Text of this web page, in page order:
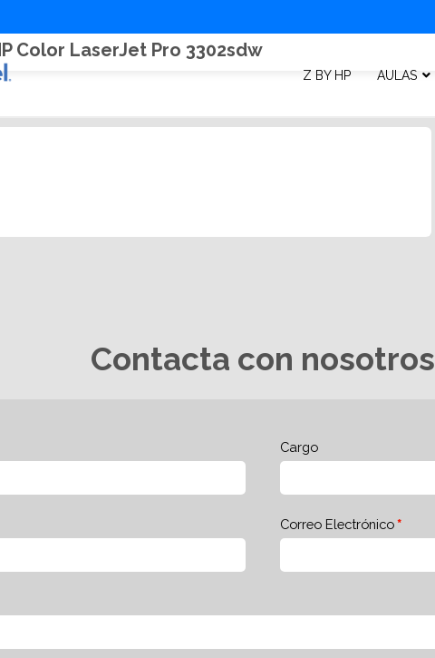
Z BY HP AULAS
Color LaserJet Pro 3302sdw
Contacta con nosotros
Cargo
Correo Electrónico